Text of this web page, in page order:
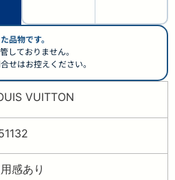
品物です。
しておりません。
せはお控えください。
VUITTON
感あり